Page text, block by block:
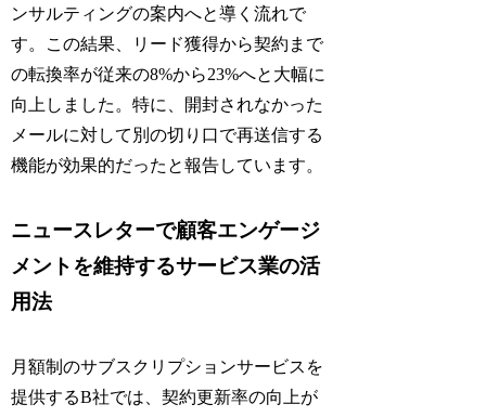
ンサルティングの案内へと導く流れで
す。この結果、リード獲得から契約まで
の転換率が従来の8%から23%へと大幅に
向上しました。特に、開封されなかった
メールに対して別の切り口で再送信する
機能が効果的だったと報告しています。
ニュースレターで顧客エンゲージ
メントを維持するサービス業の活
用法
月額制のサブスクリプションサービスを
提供するB社では、契約更新率の向上が